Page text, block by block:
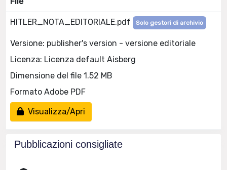
HITLER_NOTA_EDITORIALE.pdf Solo gestori di archivio
Versione: publisher's version - versione editoriale
Licenza: Licenza default Aisberg
Dimensione del file 1.52 MB
Formato Adobe PDF
Visualizza/Apri
Pubblicazioni consigliate